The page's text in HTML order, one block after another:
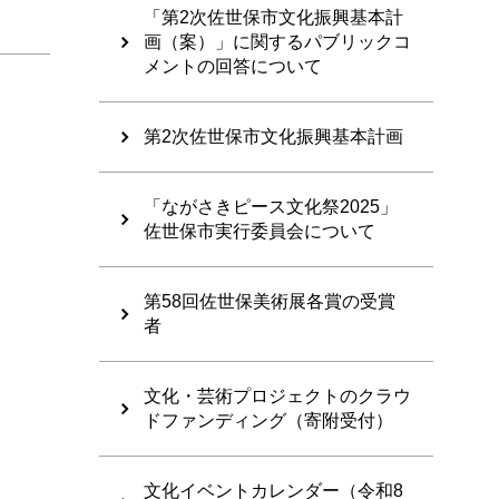
「第2次佐世保市文化振興基本計
画（案）」に関するパブリックコ
メントの回答について
第2次佐世保市文化振興基本計画
「ながさきピース文化祭2025」
佐世保市実行委員会について
第58回佐世保美術展各賞の受賞
者
文化・芸術プロジェクトのクラウ
ドファンディング（寄附受付）
文化イベントカレンダー（令和8